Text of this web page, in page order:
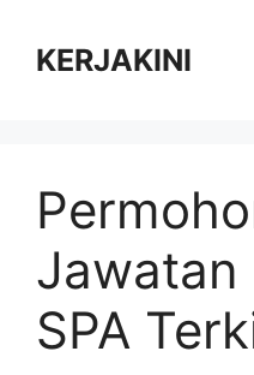
contentKERJAKINI
Jawatan
SPA